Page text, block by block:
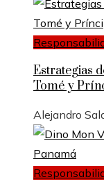
Estrategias
Tomé y
Alejandro